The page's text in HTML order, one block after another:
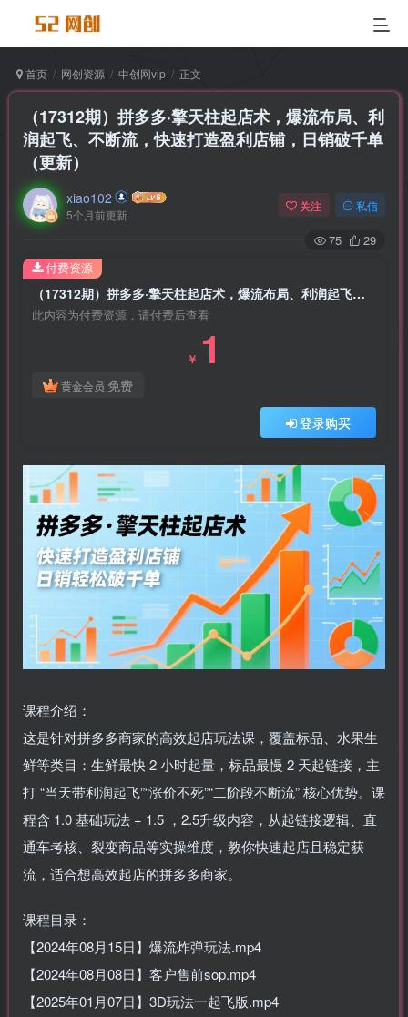
首页 网创资源 中创网vip 正文
（17312期）拼多多·擎天柱起店术，爆流布局、利
润起飞、不断流，快速打造盈利店铺，日销破千单
（更新）
xiao102
5个月前更新
关注 私信
75 29
（17312期）拼多多·擎天柱起店术，爆流布局、利润起飞、不断流，快速打造盈利店铺，日销破千单（更新）
此内容为付费资源，请付费后查看
￥ 1
黄金会员 免费
登录购买
付费资源
课程介绍：
这是针对拼多多商家的高效起店玩法课，覆盖标品、水果生
鲜等类目：生鲜最快 2 小时起量，标品最慢 2 天起链接，主
打 “当天带利润起飞”“涨价不死”“二阶段不断流” 核心优势。课
程含 1.0 基础玩法 + 1.5 ，2.5升级内容，从起链接逻辑、直
通车考核、裂变商品等实操维度，教你快速起店且稳定获
流，适合想高效起店的拼多多商家。
课程目录：
【2024年08月15日】爆流炸弹玩法.mp4
【2024年08月08日】客户售前sop.mp4
【2025年01月07日】3D玩法一起飞版.mp4